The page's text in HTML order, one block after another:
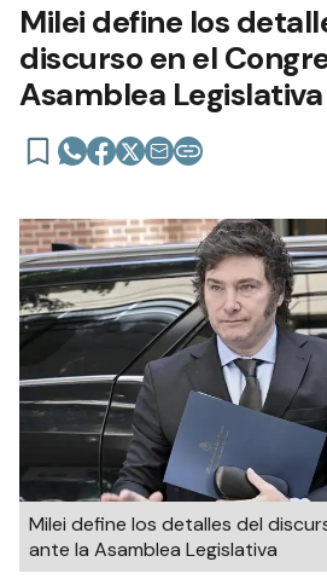
Milei define los
discurso en el
Asamblea Legislativa
Milei define los detalles del
ante la Asamblea Legislativa